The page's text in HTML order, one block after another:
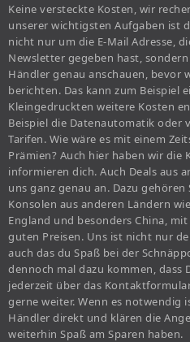
Keine versteckte Kosten, wir
unserer wichtigsten Aufgaben ist
nicht nur um die E-Mail Adresse,
Newsletter gegeben hast,
Händler genau anschauen, bevor
berichten. Das kann zum Beispiel
Kleingedruckten weitere Kosten
Beispiel die Datenautomatik oder
Tarifen. Wie wäre es mit einem
Prämien? Auch hier haben wir die
informieren dich. Auch Deals aus
uns ganz genau an. Dazu
Konsolen aus anderen Ländern
England und besonders China,
guten Preisen. Uns ist nicht nur
auch das du Spaß bei der
dennoch mal dazu kommen, dass
jederzeit über das
gerne weiter. Wenn es notwendig
Händler direkt und klären die
weiterhin Spaß am Sparen haben.